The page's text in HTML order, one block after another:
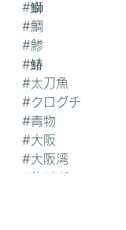
#鰤
#鯛
#鯵
#鰆
#太刀魚
#クログチ
#青物
#大阪
#大阪湾